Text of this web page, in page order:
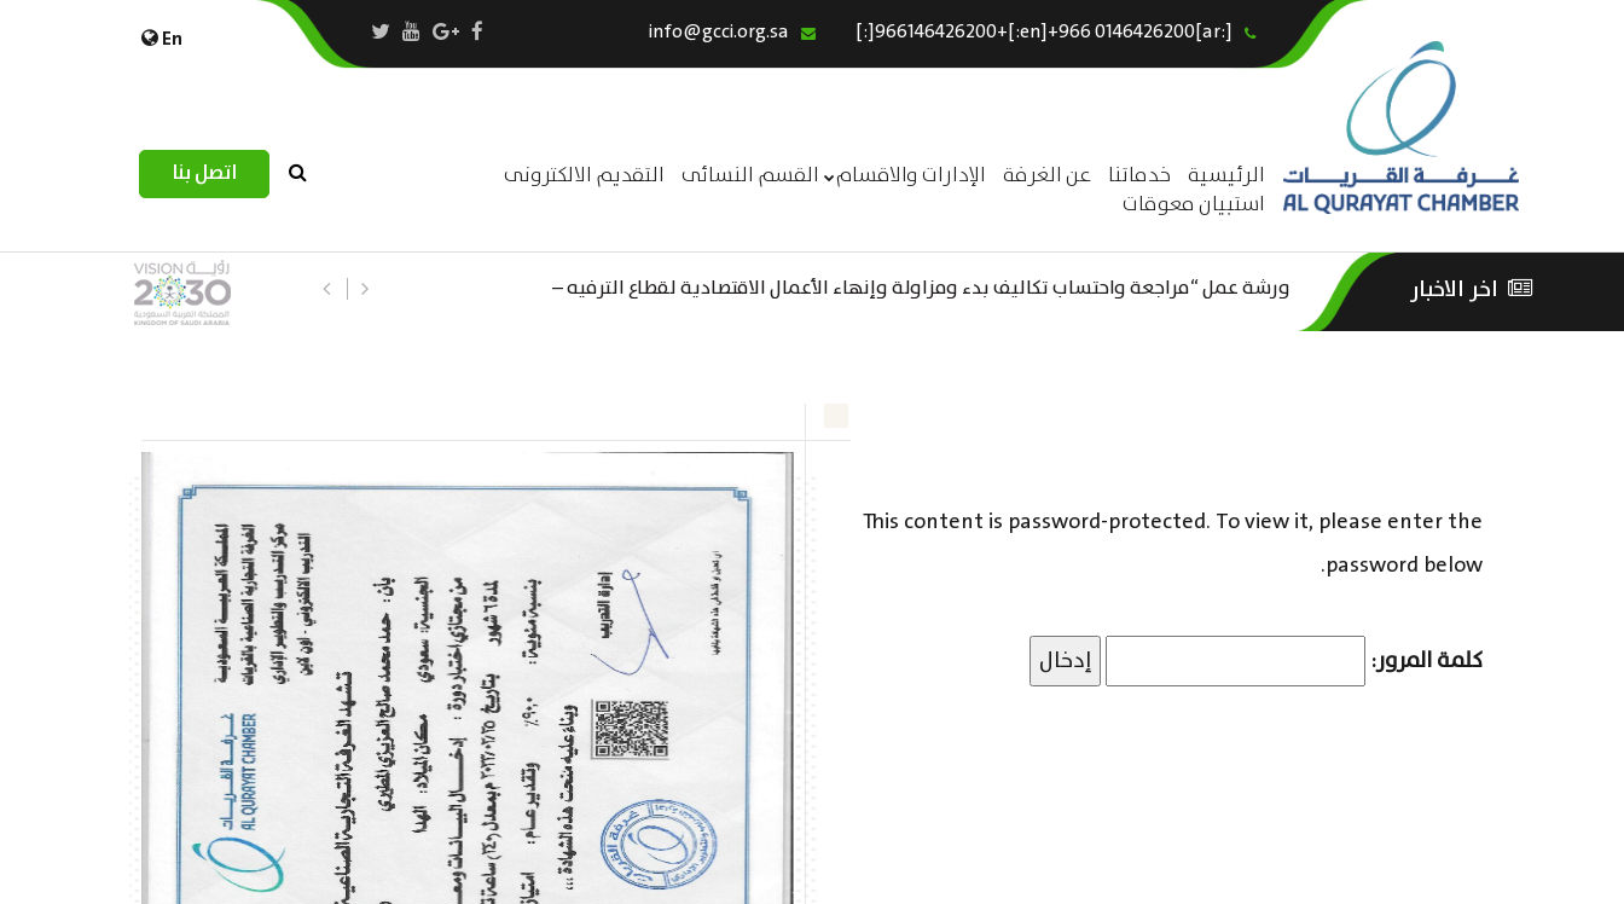
[:ar]966146426200+[:en]+966 0146426200[:]
En
الرئيسية خدماتنا عن الغرفة الإدارات والاقسام القسم النسائى التقديم الالكترونى
استبيان معوقات
اتصل بنا
الرئيسية
عن الغرفة
القسم النسائى
التقديم الالكترونى
اخر الاخبار
ورشة عمل “مراجعة واحتساب تكاليف بدء ومزاولة وإنهاء الأعمال الاقتصادية لقطاع الترفيه –
استبيان مرصد التحديات اللوجستية
This content is password-protected. To view it, please enter the
password below.
كلمة المرور: